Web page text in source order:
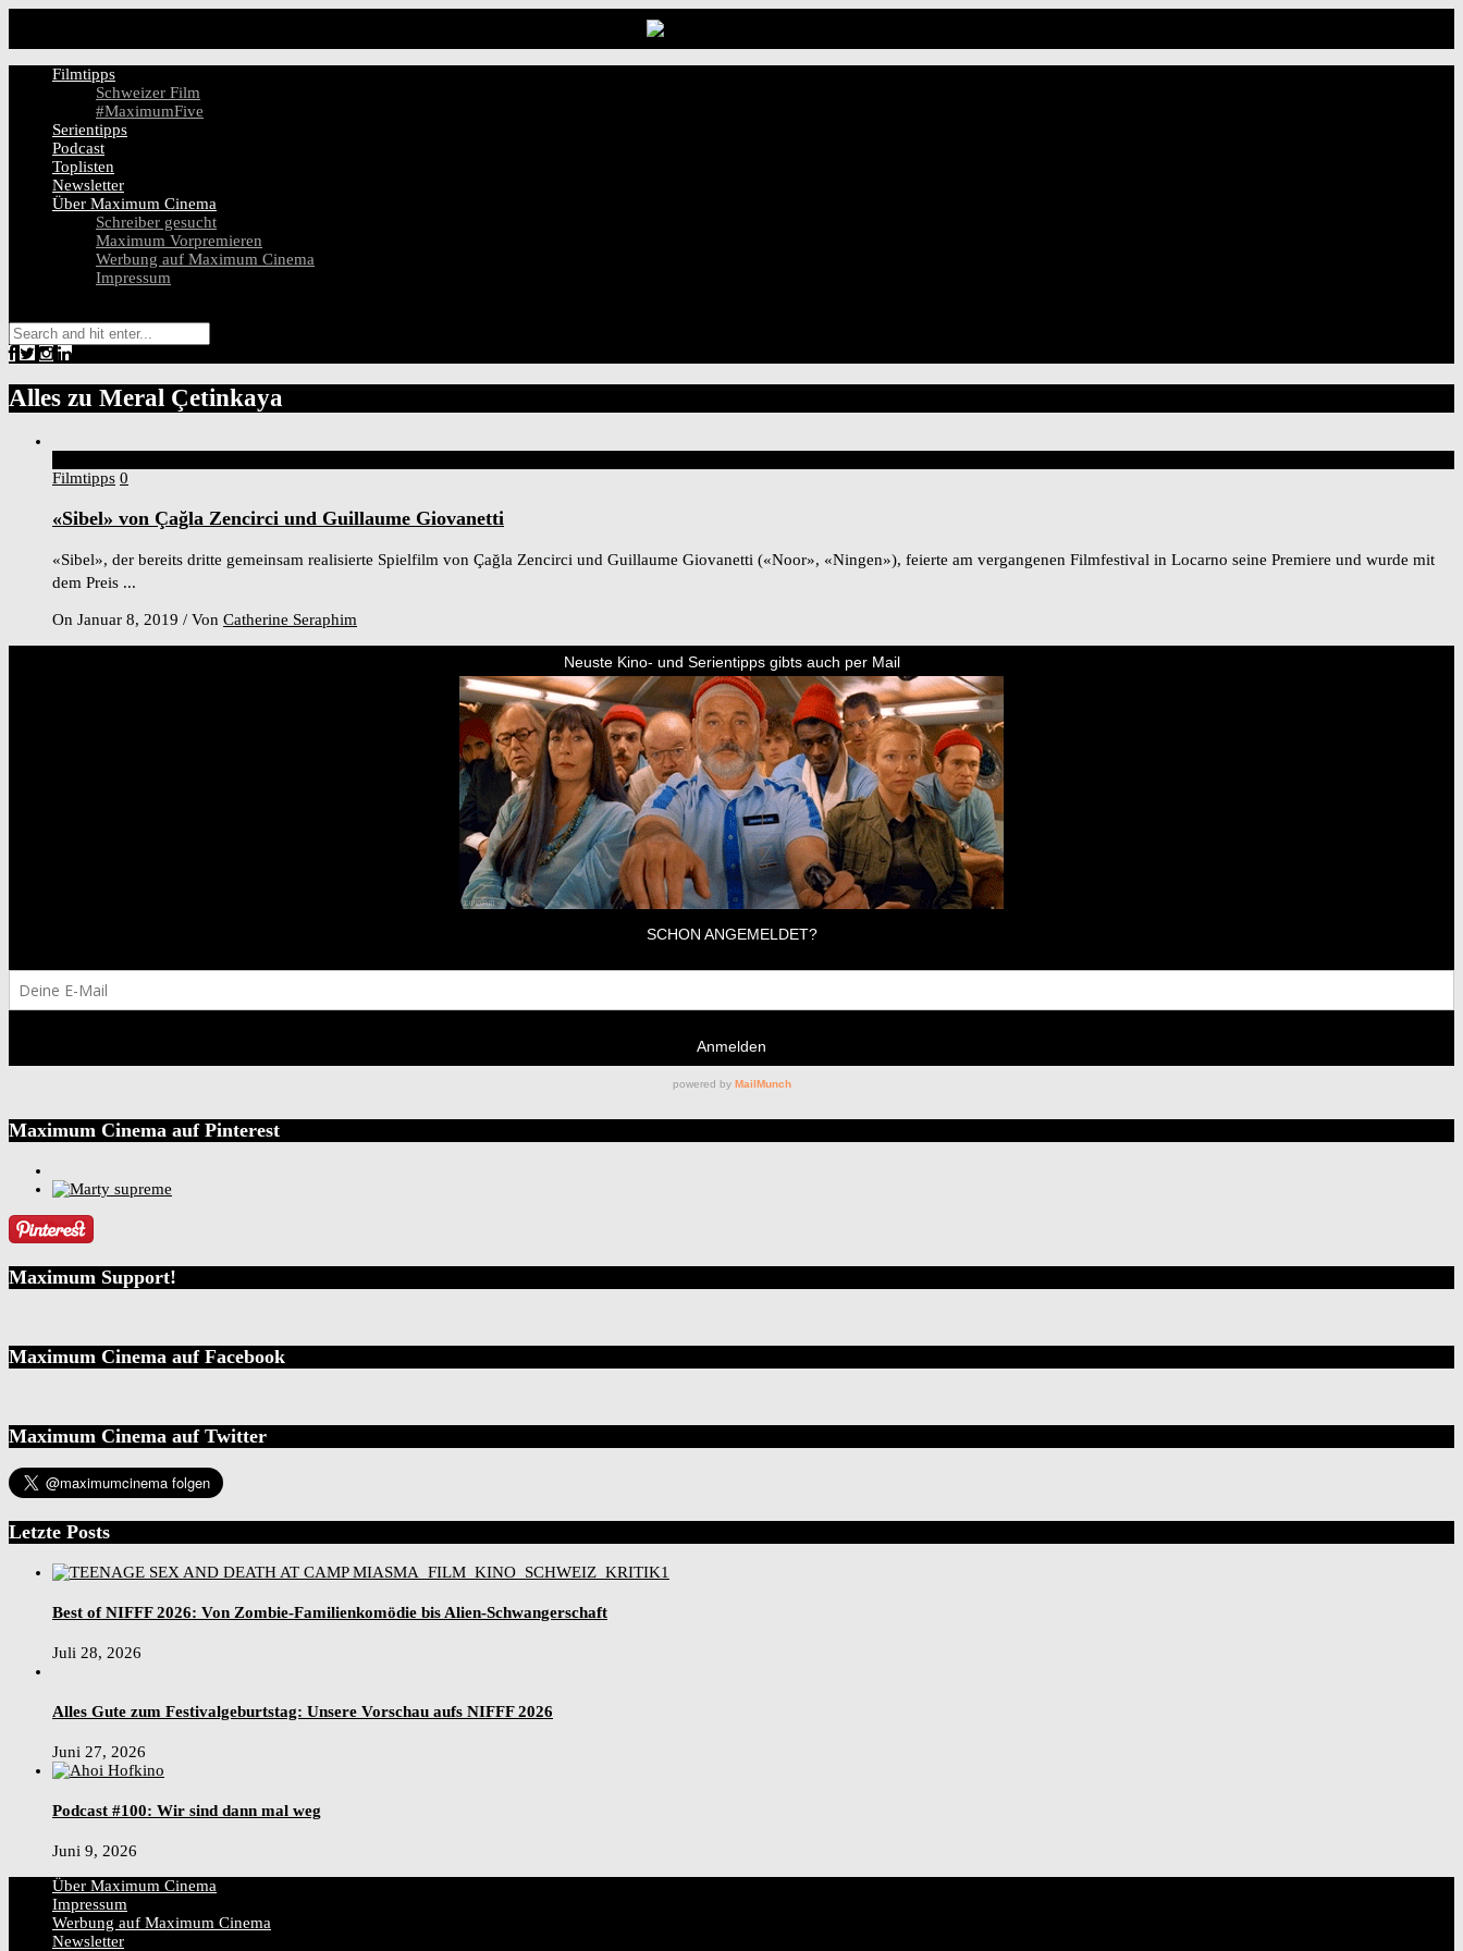
Filmtipps
Schweizer Film
#MaximumFive
Serientipps
Podcast
Toplisten
Newsletter
Über Maximum Cinema
Schreiber gesucht
Maximum Vorpremieren
Werbung auf Maximum Cinema
Impressum
Alles zu Meral Çetinkaya
Filmtipps 0
«Sibel» von Çağla Zencirci und Guillaume Giovanetti
«Sibel», der bereits dritte gemeinsam realisierte Spielfilm von Çağla Zencirci und Guillaume Giovanetti («Noor», «Ningen»), feierte am vergangenen Filmfestival in Locarno seine Premiere und wurde mit
dem Preis ...
On Januar 8, 2019 / Von Catherine Seraphim
Maximum Cinema auf Pinterest
Maximum Support!
Maximum Cinema auf Facebook
Maximum Cinema auf Twitter
Letzte Posts
Best of NIFFF 2026: Von Zombie-Familienkomödie bis Alien-Schwangerschaft
Juli 28, 2026
Alles Gute zum Festivalgeburtstag: Unsere Vorschau aufs NIFFF 2026
Juni 27, 2026
Podcast #100: Wir sind dann mal weg
Juni 9, 2026
Über Maximum Cinema
Impressum
Werbung auf Maximum Cinema
Newsletter